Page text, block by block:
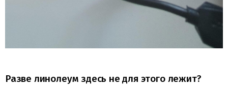
Разве линолеум здесь не для этого лежит?